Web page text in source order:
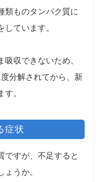
類ものタンパク質に
ています。
収できないため、
分解されてから、新
。
症状
ですが、不足すると
ょうか。